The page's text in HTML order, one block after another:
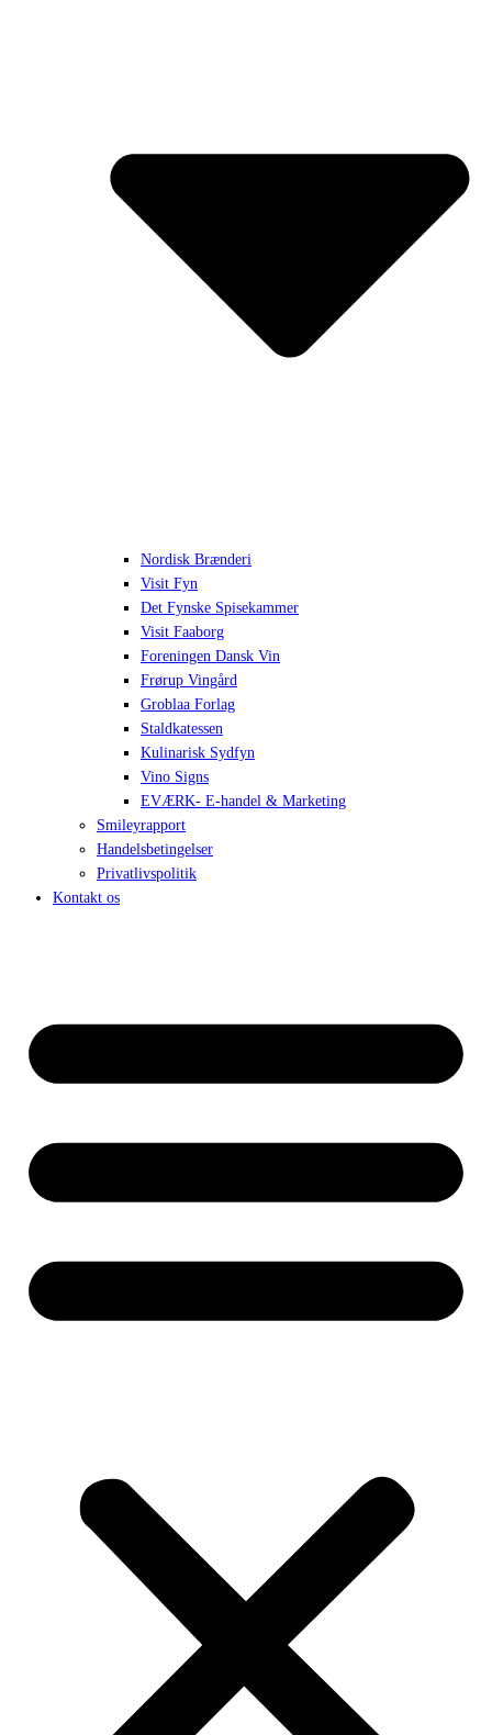
Nordisk Brænderi
Visit Fyn
Det Fynske Spisekammer
Visit Faaborg
Foreningen Dansk Vin
Frørup Vingård
Groblaa Forlag
Staldkatessen
Kulinarisk Sydfyn
Vino Signs
EVÆRK- E-handel & Marketing
Smileyrapport
Handelsbetingelser
Privatlivspolitik
Kontakt os